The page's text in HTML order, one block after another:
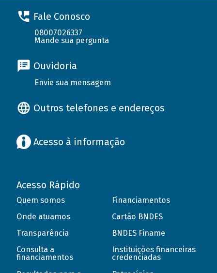
Fale Conosco
08007026337
Mande sua pergunta
Ouvidoria
Envie sua mensagem
Outros telefones e endereços
Acesso à informação
Acesso Rápido
Quem somos
Onde atuamos
Transparência
Consulta a
financiamentos
Financiamentos
Cartão BNDES
BNDES Finame
Instituições financeiras
credenciadas